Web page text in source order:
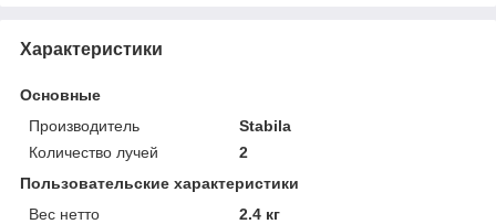
Характеристики
Основные
Производитель
Stabila
Количество лучей
2
Пользовательские характеристики
Вес нетто
2.4 кг